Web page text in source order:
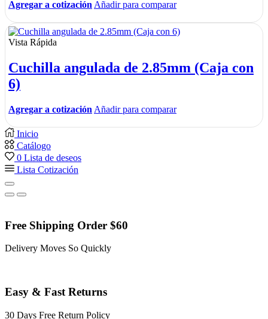
Agregar a cotización Añadir para comparar
Vista Rápida
Cuchilla angulada de 2.85mm (Caja con
6)
Agregar a cotización Añadir para comparar
Inicio
Catálogo
0 Lista de deseos
Lista Cotización
Free Shipping Order $60
Delivery Moves So Quickly
Easy & Fast Returns
30 Days Free Return Policy